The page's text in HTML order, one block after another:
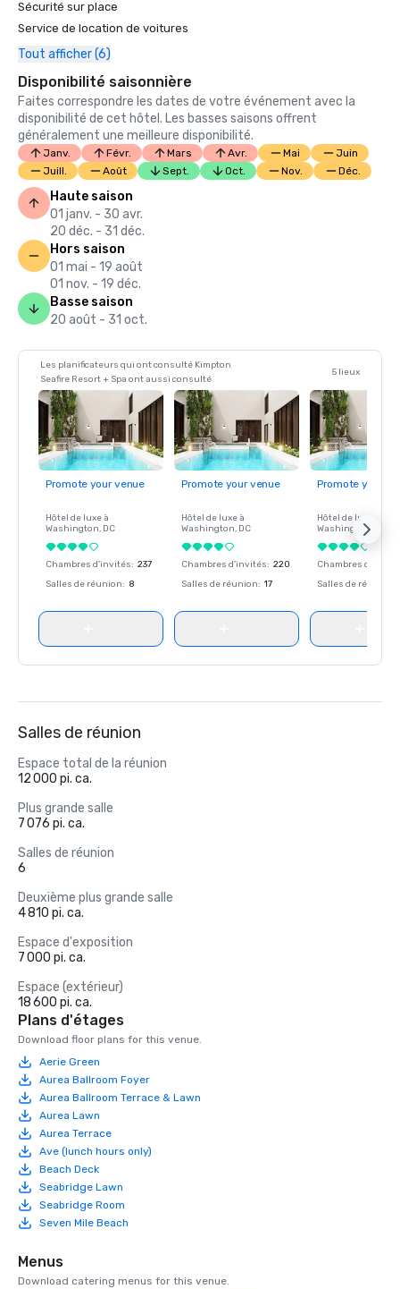
meilleurs complexes hôteliers des Caraïbes #6
• American Spa Professional's Choice Awards 2017 —
Nouveau spa international préféré
• CNN 2017 — Meilleur nouveau restaurant, Avecita
• Spa & Wellness MexicaRibe Spa Awards 2017 - Meilleur
spa dans un complexe de luxe au Mexique, dans les
Caraïbes et en Amérique latine
• Prix CHRIS (Caribbean Hotel & Resort Investment
Sécurité sur place
Service de location de voitures
Tout afficher (6)
Disponibilité saisonnière
Faites correspondre les dates de votre événement avec la
disponibilité de cet hôtel. Les basses saisons offrent
généralement une meilleure disponibilité.
Janv. Févr. Mars Avr. Mai
Juin
Juill.
Août Sept. Oct. Nov. Déc.
Haute saison
01 janv. - 30 avr.
20 déc. - 31 déc.
Hors saison
01 mai - 19 août
01 nov. - 19 déc.
Basse saison
20 août - 31 oct.
Les planificateurs qui ont consulté Kimpton
Seafire Resort + Spa ont aussi consulté
5 lieux
Promote your venue
Hôtel de luxe à
Washington, DC
Chambres d'invités: 237
Salles de réunion: 8
Promote your venue
Hôtel de luxe à
Washington, DC
Chambres d'invités: 220
Salles de réunion: 17
Promote your
Hôtel de luxe à
Washington
Chambres
Salles de réunion
Salles de réunion
Espace total de la réunion
12 000 pi. ca.
Plus grande salle
7 076 pi. ca.
Salles de réunion
6
Deuxième plus grande salle
4 810 pi. ca.
Espace d'exposition
7 000 pi. ca.
Espace (extérieur)
18 600 pi. ca.
Plans d'étages
Download floor plans for this venue.
Aerie Green
Aurea Ballroom Foyer
Aurea Ballroom Terrace & Lawn
Aurea Lawn
Aurea Terrace
Ave (lunch hours only)
Beach Deck
Seabridge Lawn
Seabridge Room
Seven Mile Beach
Menus
Download catering menus for this venue.